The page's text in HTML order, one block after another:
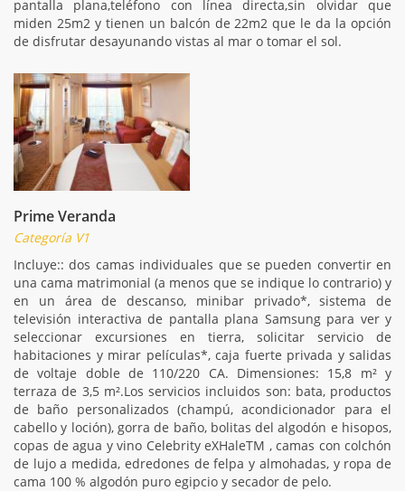
pantalla plana,teléfono con línea directa,sin olvidar que
miden 25m2 y tienen un balcón de 22m2 que le da la opción
de disfrutar desayunando vistas al mar o tomar el sol.
Prime Veranda
Categoría V1
Incluye:: dos camas individuales que se pueden convertir en
una cama matrimonial (a menos que se indique lo contrario) y
en un área de descanso, minibar privado*, sistema de
televisión interactiva de pantalla plana Samsung para ver y
seleccionar excursiones en tierra, solicitar servicio de
habitaciones y mirar películas*, caja fuerte privada y salidas
de voltaje doble de 110/220 CA. Dimensiones: 15,8 m² y
terraza de 3,5 m².Los servicios incluidos son: bata, productos
de baño personalizados (champú, acondicionador para el
cabello y loción), gorra de baño, bolitas del algodón e hisopos,
copas de agua y vino Celebrity eXHaleTM , camas con colchón
de lujo a medida, edredones de felpa y almohadas, y ropa de
cama 100 % algodón puro egipcio y secador de pelo.